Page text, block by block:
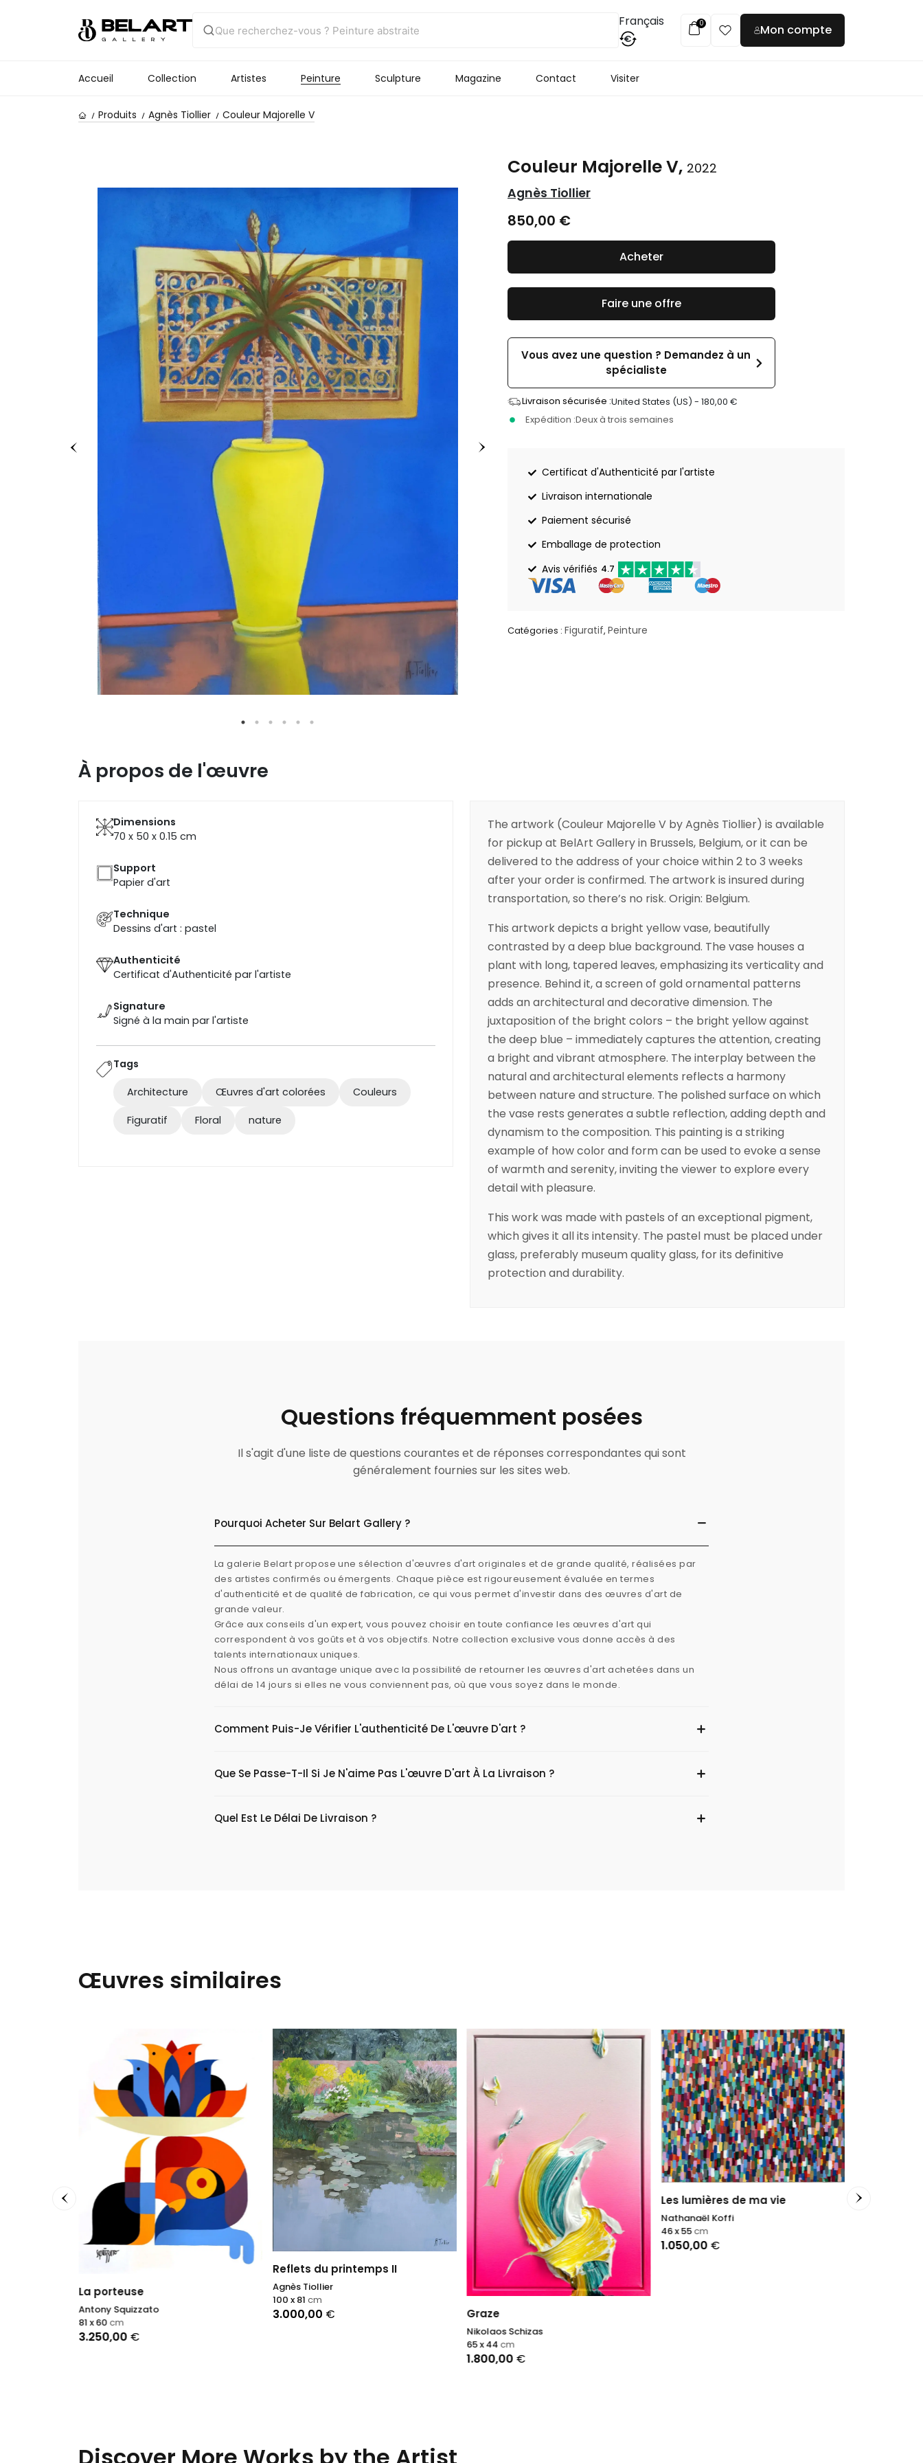
Français
€
0 Mon compte
Accueil Collection Artistes Peinture Sculpture Magazine Contact Visiter
Produits Agnès Tiollier Couleur Majorelle V
Couleur Majorelle V, 2022
Agnès Tiollier
850,00 €
Faire une offre
Vous avez une question ? Demandez à un
spécialiste
Livraison sécurisée :United States (US) -180,00€
Expédition :Deux à trois semaines
Certificat d'Authenticité par l'artiste
Livraison internationale
Paiement sécurisé
Emballage de protection
Avis vérifiés 4.7
Catégories : Figuratif, Peinture
Acheter
À propos de l'œuvre
Dimensions
70 x 50 x 0.15 cm
Support
Papier d'art
Technique
Dessins d'art : pastel
Authenticité
Certificat d'Authenticité par l'artiste
Signature
Signé à la main par l'artiste
Tags
Architecture Œuvres d'art colorées Couleurs
Figuratif Floral nature
The artwork (Couleur Majorelle V by Agnès Tiollier) is available
for pickup at BelArt Gallery in Brussels, Belgium, or it can be
delivered to the address of your choice within 2 to 3 weeks
after your order is confirmed. The artwork is insured during
transportation, so there’s no risk. Origin: Belgium.
This artwork depicts a bright yellow vase, beautifully
contrasted by a deep blue background. The vase houses a
plant with long, tapered leaves, emphasizing its verticality and
presence. Behind it, a screen of gold ornamental patterns
adds an architectural and decorative dimension. The
juxtaposition of the bright colors – the bright yellow against
the deep blue – immediately captures the attention, creating
a bright and vibrant atmosphere. The interplay between the
natural and architectural elements reflects a harmony
between nature and structure. The polished surface on which
the vase rests generates a subtle reflection, adding depth and
dynamism to the composition. This painting is a striking
example of how color and form can be used to evoke a sense
of warmth and serenity, inviting the viewer to explore every
detail with pleasure.
This work was made with pastels of an exceptional pigment,
which gives it all its intensity. The pastel must be placed under
glass, preferably museum quality glass, for its definitive
protection and durability.
Questions fréquemment posées
Il s'agit d'une liste de questions courantes et de réponses correspondantes qui sont
généralement fournies sur les sites web.
Pourquoi Acheter Sur Belart Gallery ?
La galerie Belart propose une sélection d'œuvres d'art originales et de grande qualité, réalisées par
des artistes confirmés ou émergents. Chaque pièce est rigoureusement évaluée en termes
d'authenticité et de qualité de fabrication, ce qui vous permet d'investir dans des œuvres d'art de
grande valeur.
Grâce aux conseils d'un expert, vous pouvez choisir en toute confiance les œuvres d'art qui
correspondent à vos goûts et à vos objectifs. Notre collection exclusive vous donne accès à des
talents internationaux uniques.
Nous offrons un avantage unique avec la possibilité de retourner les œuvres d'art achetées dans un
délai de 14 jours si elles ne vous conviennent pas, où que vous soyez dans le monde.
Comment Puis-Je Vérifier L'authenticité De L'œuvre D'art ?
Que Se Passe-T-Il Si Je N'aime Pas L'œuvre D'art À La Livraison ?
Quel Est Le Délai De Livraison ?
Œuvres similaires
La porteuse
Antony Squizzato
3.250,00 €
81 x 60 cm
Reflets du printemps II
Agnès Tiollier
3.000,00 €
100 x 81 cm
Graze
Nikolaos Schizas
1.800,00 €
65 x 44 cm
Les lumières de ma vie
Nathanaël Koffi
1.050,00 €
46 x 55cm
100 x 150